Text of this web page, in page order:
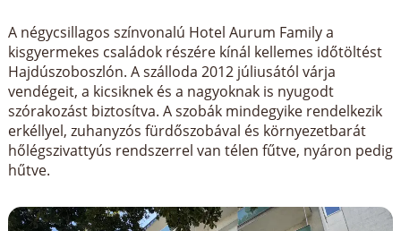
A négycsillagos színvonalú Hotel Aurum Family a
kisgyermekes családok részére kínál kellemes időtöltést
Hajdúszoboszlón. A szálloda 2012 júliusától várja
vendégeit, a kicsiknek és a nagyoknak is nyugodt
szórakozást biztosítva. A szobák mindegyike rendelkezik
erkéllyel, zuhanyzós fürdőszobával és környezetbarát
hőlégszivattyús rendszerrel van télen fűtve, nyáron pedig
hűtve.